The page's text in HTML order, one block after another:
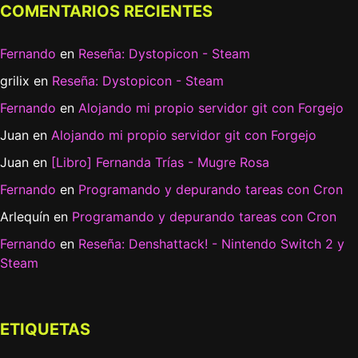
COMENTARIOS RECIENTES
Fernando en Reseña: Dystopicon - Steam
grilix en Reseña: Dystopicon - Steam
Fernando en Alojando mi propio servidor git con Forgejo
Juan en Alojando mi propio servidor git con Forgejo
Juan en [Libro] Fernanda Trías - Mugre Rosa
Fernando en Programando y depurando tareas con Cron
Arlequín en Programando y depurando tareas con Cron
Fernando en Reseña: Denshattack! - Nintendo Switch 2 y
Steam
ETIQUETAS